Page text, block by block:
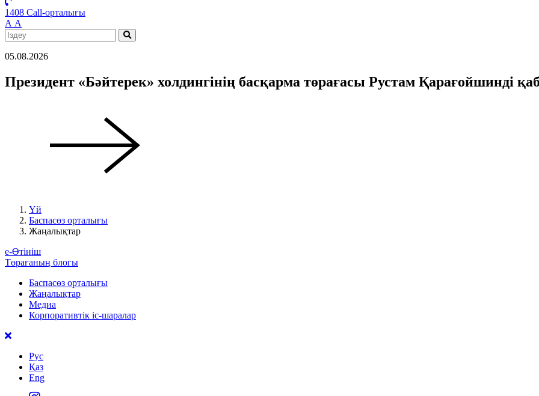
1408 Call-орталығы
А А
05.08.2026
Президент «Бәйтерек» холдингінің басқарма төрағасы Рустам Қарағойшинді
Үй
Баспасөз орталығы
Жаңалықтар
е-Өтініш
Төрағаның блогы
Баспасөз орталығы
Жаңалықтар
Медиа
Корпоративтік іс-шаралар
Рус
Қаз
Eng